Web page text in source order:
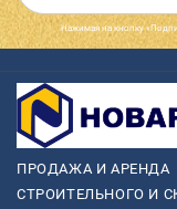
Нажимая на кнопку
ПРОДАЖА И АРЕНДА
СТРОИТЕЛЬНОГО И